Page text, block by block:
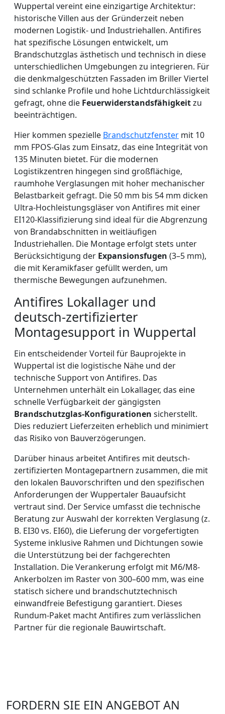
Wuppertal vereint eine einzigartige Architektur:
historische Villen aus der Gründerzeit neben
modernen Logistik- und Industriehallen. Antifires
hat spezifische Lösungen entwickelt, um
Brandschutzglas ästhetisch und technisch in diese
unterschiedlichen Umgebungen zu integrieren. Für
die denkmalgeschützten Fassaden im Briller Viertel
sind schlanke Profile und hohe Lichtdurchlässigkeit
gefragt, ohne die Feuerwiderstandsfähigkeitzu
beeinträchtigen.
Hier kommen spezielle Brandschutzfenster mit 10
mm FPOS-Glas zum Einsatz, das eine Integrität von
135 Minuten bietet. Für die modernen
Logistikzentren hingegen sind großflächige,
raumhohe Verglasungen mit hoher mechanischer
Belastbarkeit gefragt. Die 50 mm bis 54 mm dicken
Ultra-Hochleistungsgläser von Antifires mit einer
EI120-Klassifizierung sind ideal für die Abgrenzung
von Brandabschnitten in weitläufigen
Industriehallen. Die Montage erfolgt stets unter
Berücksichtigung der Expansionsfugen (3–5 mm),
die mit Keramikfaser gefüllt werden, um
thermische Bewegungen aufzunehmen.
Antifires Lokallager und
deutsch-zertifizierter
Montagesupport in Wuppertal
Ein entscheidender Vorteil für Bauprojekte in
Wuppertal ist die logistische Nähe und der
technische Support von Antifires. Das
Unternehmen unterhält ein Lokallager, das eine
schnelle Verfügbarkeit der gängigsten
Brandschutzglas-Konfigurationen sicherstellt.
Dies reduziert Lieferzeiten erheblich und minimiert
das Risiko von Bauverzögerungen.
Darüber hinaus arbeitet Antifires mit deutsch-
zertifizierten Montagepartnern zusammen, die mit
den lokalen Bauvorschriften und den spezifischen
Anforderungen der Wuppertaler Bauaufsicht
vertraut sind. Der Service umfasst die technische
Beratung zur Auswahl der korrekten Verglasung (z.
B. EI30 vs. EI60), die Lieferung der vorgefertigten
Systeme inklusive Rahmen und Dichtungen sowie
die Unterstützung bei der fachgerechten
Installation. Die Verankerung erfolgt mit M6/M8-
Ankerbolzen im Raster von 300–600 mm, was eine
statisch sichere und brandschutztechnisch
einwandfreie Befestigung garantiert. Dieses
Rundum-Paket macht Antifires zum verlässlichen
Partner für die regionale Bauwirtschaft.
FORDERN SIE EIN ANGEBOT AN